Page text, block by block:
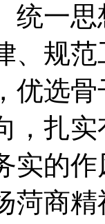
统一
、规
优选
，扎
实的
菏商